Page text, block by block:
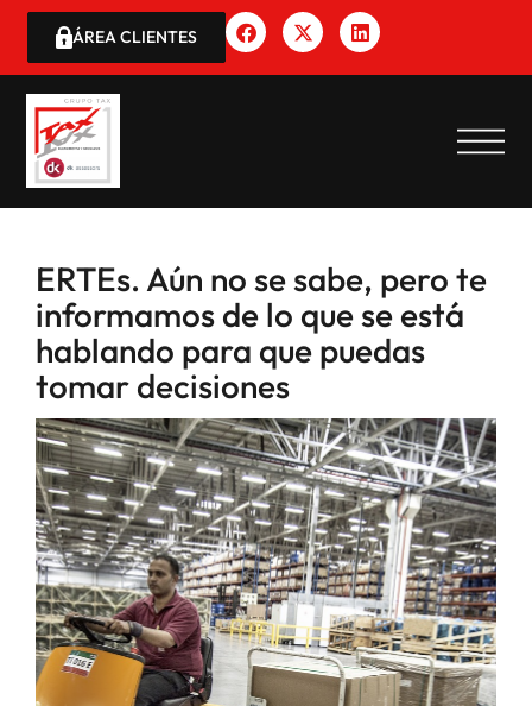
ÁREA CLIENTES
ERTEs. Aún no se sabe, pero te
informamos de lo que se está
hablando para que puedas
tomar decisiones